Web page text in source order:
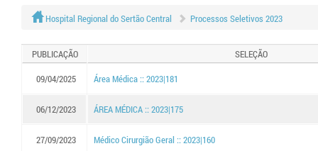
Hospital Regional do Sertão Central Processos Seletivos 2023
PUBLICAÇÃO SELEÇÃO
09/04/2025 Área Médica :: 2023|181
06/12/2023 ÁREA MÉDICA :: 2023|175
27/09/2023 Médico Cirurgião Geral :: 2023|160